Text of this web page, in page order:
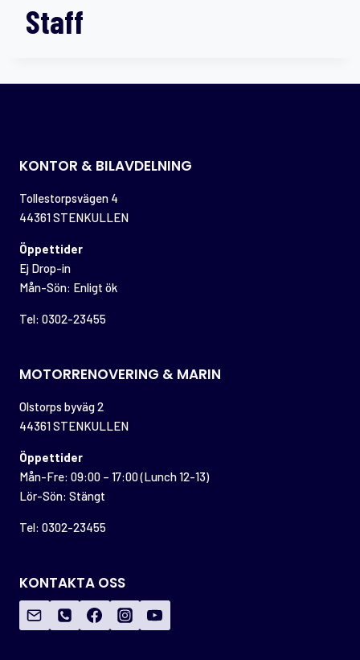
Staff
KONTOR & BILAVDELNING
Tollestorpsvägen 4
44361 STENKULLEN
Öppettider
Ej Drop-in
Mån-Sön: Enligt ök
Tel: 0302-23455
MOTORRENOVERING & MARIN
Olstorps byväg 2
44361 STENKULLEN
Öppettider
Mån-Fre: 09:00 – 17:00 (Lunch 12-13)
Lör-Sön: Stängt
Tel: 0302-23455
KONTAKTA OSS